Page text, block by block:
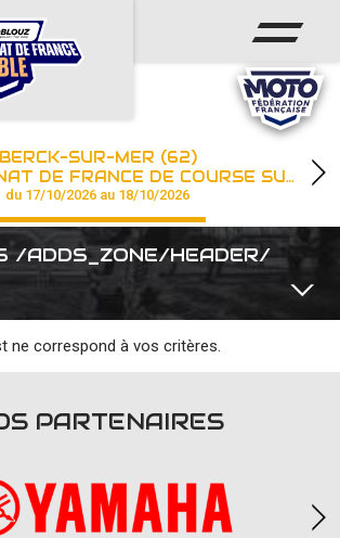
TV
BERCK-SUR-MER (62)
DE FRANCE DE COURSE SUR SABLE
du 17/10/2026 au 18/10/2026
/ADDS_ZONE/HEADER/
ne correspond à vos critères.
PARTENAIRES